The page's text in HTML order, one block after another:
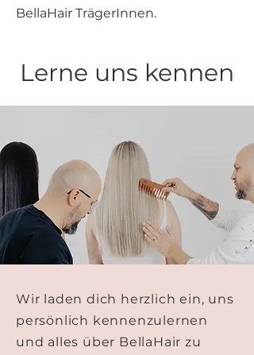
BellaHair TrägerInnen.
Lerne uns kennen
Wir laden dich herzlich ein, uns
persönlich kennenzulernen
und alles über BellaHair zu